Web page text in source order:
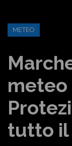
METEO
tutto il